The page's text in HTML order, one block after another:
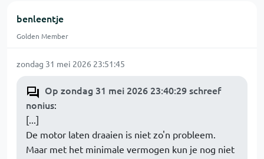
benleentje
Golden Member
zondag 31 mei 2026 23:51:45
Op zondag 31 mei 2026 23:40:29 schreef
nonius:
[...]
De motor laten draaien is niet zo'n probleem.
Maar met het minimale vermogen kun je nog niet